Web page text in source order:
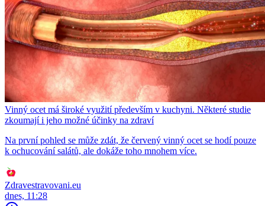
Vinný ocet má široké využití především v kuchyni. Některé studie
zkoumají i jeho možné účinky na zdraví
Na první pohled se může zdát, že červený vinný ocet se hodí pouze
k ochucování salátů, ale dokáže toho mnohem více.
Zdravestravovani.eu
dnes, 11:28